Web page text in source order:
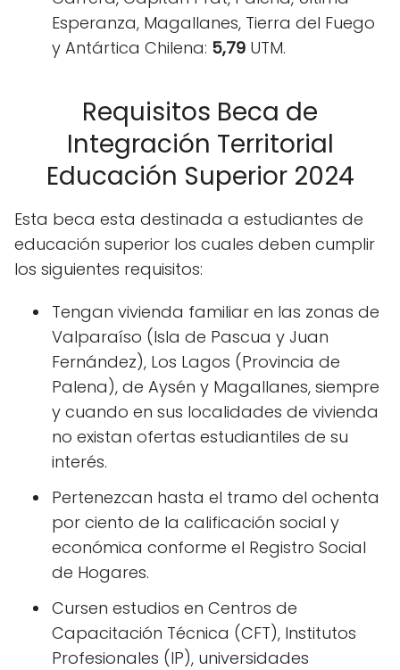
Esperanza, Magallanes, Tierra del Fuego
y Antártica Chilena: 5,79 UTM.
Requisitos Beca de
Integración Territorial
Educación Superior 2024
Esta beca esta destinada a estudiantes de
educación superior los cuales deben cumplir
los siguientes requisitos:
Tengan vivienda familiar en las zonas de
Valparaíso (Isla de Pascua y Juan
Fernández), Los Lagos (Provincia de
Palena), de Aysén y Magallanes, siempre
y cuando en sus localidades de vivienda
no existan ofertas estudiantiles de su
interés.
Pertenezcan hasta el tramo del ochenta
por ciento de la calificación social y
económica conforme el Registro Social
de Hogares.
Cursen estudios en Centros de
Capacitación Técnica (CFT), Institutos
Profesionales (IP), universidades